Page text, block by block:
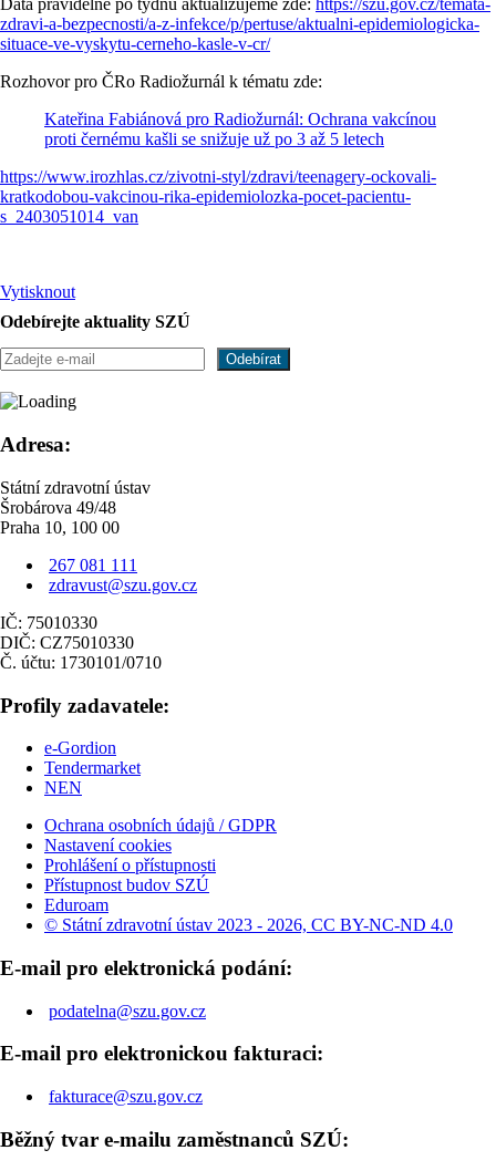
zdravi-a-bezpecnosti/a-z-infekce/p/pertuse/aktualni-epidemiologicka-
situace-ve-vyskytu-cerneho-kasle-v-cr/
Rozhovor pro ČRo Radiožurnál k tématu zde:
Kateřina Fabiánová pro Radiožurnál: Ochrana vakcínou
proti černému kašli se snižuje už po 3 až 5 letech
https://www.irozhlas.cz/zivotni-styl/zdravi/teenagery-ockovali-
kratkodobou-vakcinou-rika-epidemiolozka-pocet-pacientu-
s_2403051014_van
Vytisknout
Odebírejte aktuality SZÚ
Adresa:
Státní zdravotní ústav
Šrobárova 49/48
Praha 10, 100 00
267 081 111
zdravust@szu.gov.cz
IČ: 75010330
DIČ: CZ75010330
Č. účtu: 1730101/0710
Profily zadavatele:
e-Gordion
Tendermarket
NEN
Ochrana osobních údajů / GDPR
Nastavení cookies
Prohlášení o přístupnosti
Přístupnost budov SZÚ
Eduroam
© Státní zdravotní ústav 2023 - 2026, CC BY-NC-ND 4.0
E-mail pro elektronická podání:
podatelna@szu.gov.cz
E-mail pro elektronickou fakturaci:
fakturace@szu.gov.cz
Běžný tvar e-mailu zaměstnanců SZÚ: